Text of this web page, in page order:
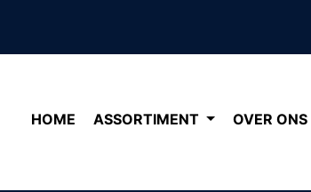
HOME ASSORTIMENT OVER ONS